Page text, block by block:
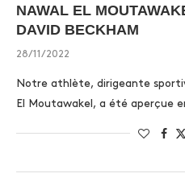
NAWAL EL
DAVID BECKHAM
28/11/2022
Notre athlète, dirigeante
El Moutawakel, a été aperçue